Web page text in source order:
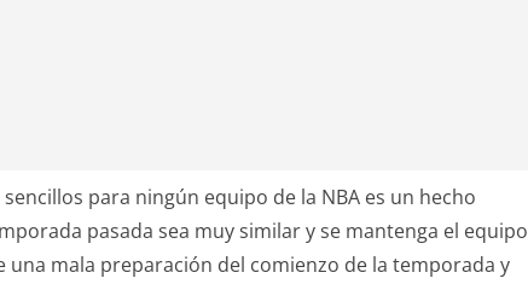
para ningún equipo de la NBA es un hecho
pasada sea muy similar y se mantenga el equipo
una mala preparación del comienzo de la temporada y